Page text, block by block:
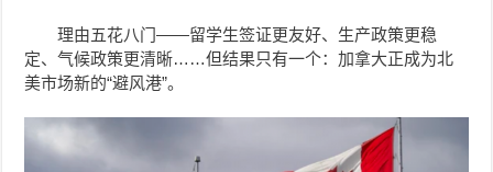
理由五花八门——留学生签证更友好、生产政策更稳
定、气候政策更清晰……但结果只有一个：加拿大正成为北
美市场新的“避风港”。